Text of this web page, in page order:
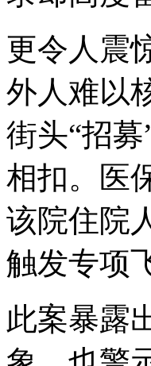
更令人震
外人难以
街头“招
相扣。医
该院住院
触发专项
此案暴露